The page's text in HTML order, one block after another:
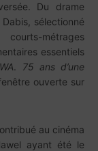
Du drame
sélectionné
métrages
essentiels
.
75 ans d’une
ouverte sur
au cinéma
ayant été le